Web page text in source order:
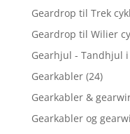
Geardrop til Trek
Geardrop til Wilier
Gearhjul - Tandhjul
Gearkabler (24)
Gearkabler &
Gearkabler og